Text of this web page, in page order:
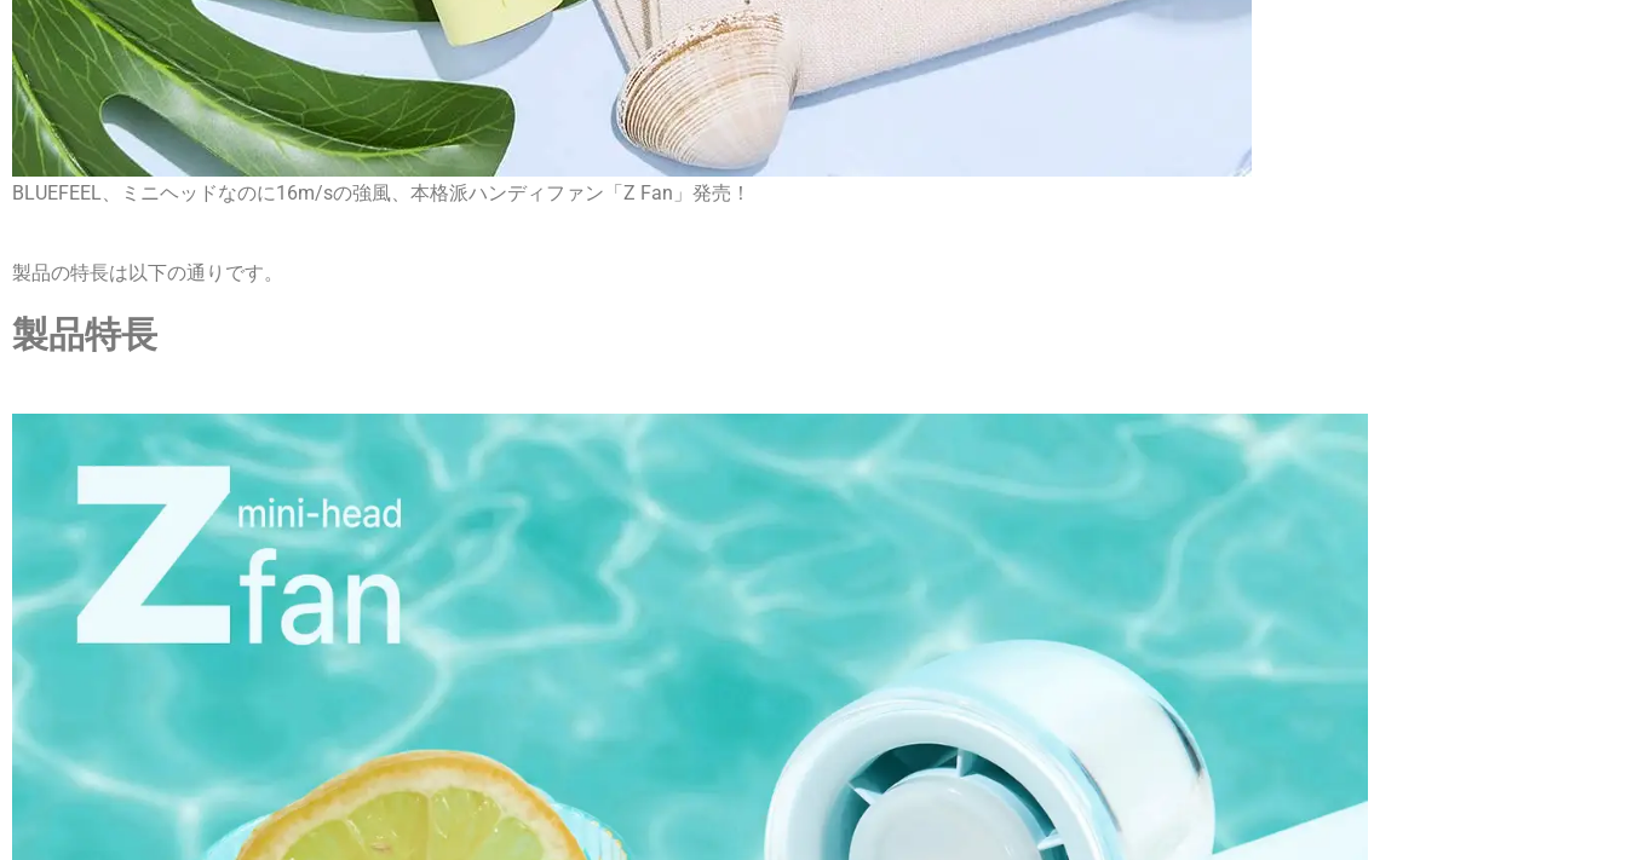
BLUEFEEL、ミニヘッドなのに16m/sの強風、本格派ハンディファン「Z Fan」発売！
製品の特長は以下の通りです。
製品特長